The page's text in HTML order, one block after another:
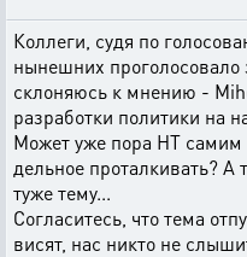
Коллеги, судя по
нынешних проголосовало
склоняюсь к мнению -
разработки политики на
Может уже пора НТ самим
дельное проталкивать? А
туже тему...
Согласитесь, что тема
висят, нас никто не